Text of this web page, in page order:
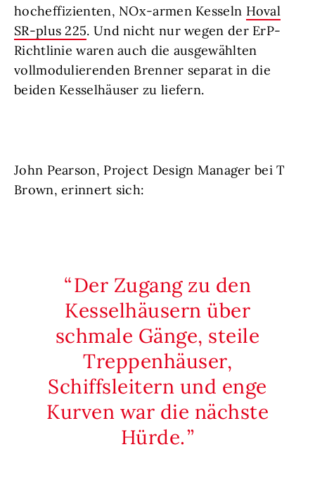
hocheffizienten, NOx-armen Kesseln Hoval
SR-plus 225. Und nicht nur wegen der ErP-
Richtlinie waren auch die ausgewählten
vollmodulierenden Brenner separat in die
beiden Kesselhäuser zu liefern.
John Pearson, Project Design Manager bei T
Brown, erinnert sich:
Der Zugang zu den
Kesselhäusern über
schmale Gänge, steile
Treppenhäuser,
Schiffsleitern und enge
Kurven war die nächste
Hürde.